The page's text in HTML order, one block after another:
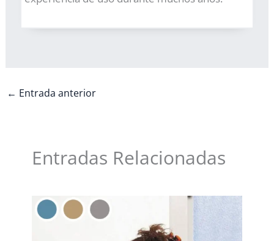
← Entrada anterior
Entradas Relacionadas